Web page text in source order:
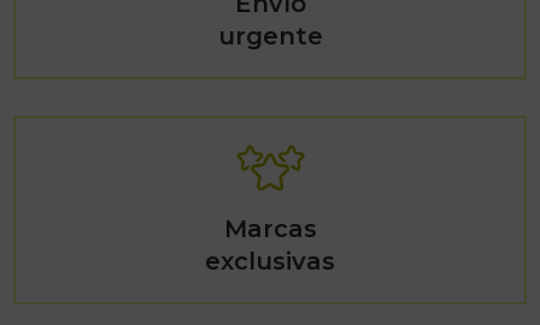
urgente
Marcas
exclusivas